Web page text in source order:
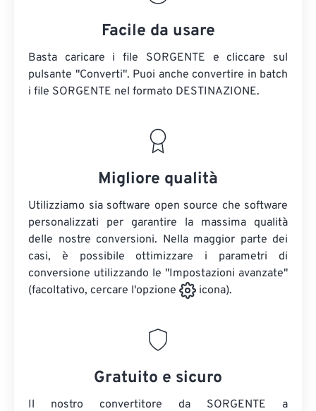
Facile da usare
Basta caricare i file SORGENTE e cliccare sul
pulsante "Converti". Puoi anche convertire in batch
i file SORGENTE nel formato DESTINAZIONE.
Migliore qualità
Utilizziamo sia software open source che software
personalizzati per garantire la massima qualità
delle nostre conversioni. Nella maggior parte dei
casi, è possibile ottimizzare i parametri di
conversione utilizzando le "Impostazioni avanzate"
(facoltativo, cercare l'opzione
icona).
Gratuito e sicuro
Il nostro convertitore da SORGENTE a